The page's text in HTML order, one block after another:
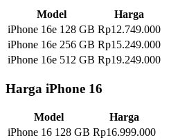
Model
Harga
iPhone 16e 128 GB Rp12.749.000
iPhone 16e 256 GB Rp15.249.000
iPhone 16e 512 GB Rp19.249.000
Harga iPhone 16
Model
Harga
iPhone 16 128 GB Rp16.999.000